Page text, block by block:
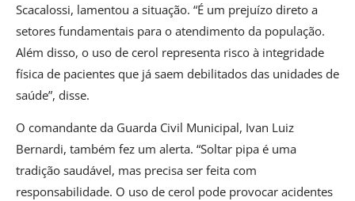
Scacalossi, lamentou a situação. “É um prejuízo direto a
setores fundamentais para o atendimento da população.
Além disso, o uso de cerol representa risco à integridade
física de pacientes que já saem debilitados das unidades de
saúde”, disse.
O comandante da Guarda Civil Municipal, Ivan Luiz
Bernardi, também fez um alerta. “Soltar pipa é uma
tradição saudável, mas precisa ser feita com
responsabilidade. O uso de cerol pode provocar acidentes